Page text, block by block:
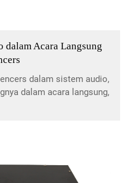
Acara Langsung
dalam sistem audio,
dalam acara langsung,
lonjakan dan interval